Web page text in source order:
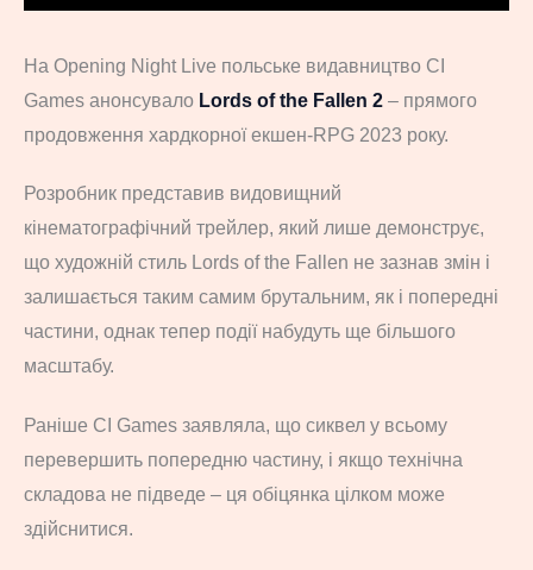
На Opening Night Live польське видавництво CI
Games анонсувало Lords of the Fallen 2 – прямого
продовження хардкорної екшен-RPG 2023 року.
Розробник представив видовищний
кінематографічний трейлер, який лише демонструє,
що художній стиль Lords of the Fallen не зазнав змін і
залишається таким самим брутальним, як і попередні
частини, однак тепер події набудуть ще більшого
масштабу.
Раніше CI Games заявляла, що сиквел у всьому
перевершить попередню частину, і якщо технічна
складова не підведе – ця обіцянка цілком може
здійснитися.